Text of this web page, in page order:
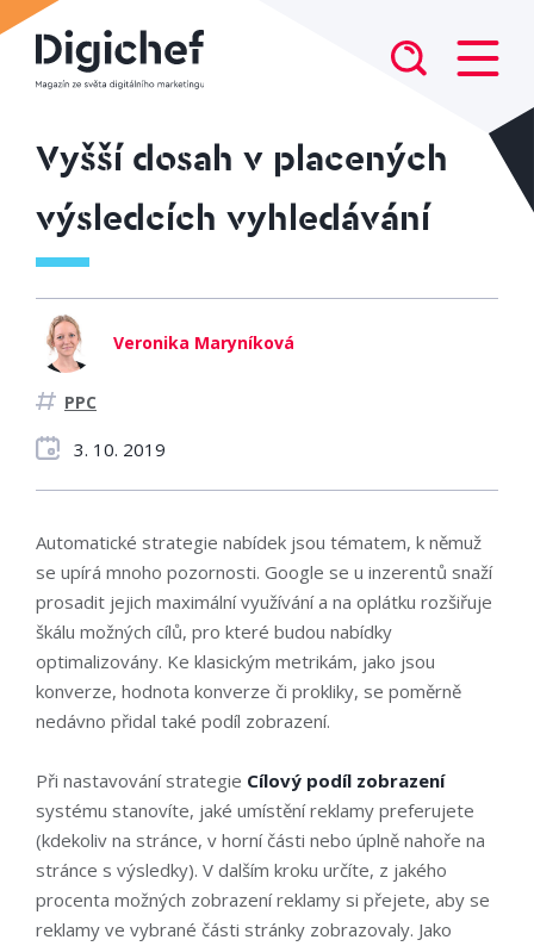
Vyšší dosah v placených
výsledcích vyhledávání
Veronika Maryníková
PPC
3. 10. 2019
Automatické strategie nabídek jsou tématem, k němuž
se upírá mnoho pozornosti. Google se u inzerentů snaží
prosadit jejich maximální využívání a na oplátku rozšiřuje
škálu možných cílů, pro které budou nabídky
optimalizovány. Ke klasickým metrikám, jako jsou
konverze, hodnota konverze či prokliky, se poměrně
nedávno přidal také podíl zobrazení.
Při nastavování strategie Cílový podíl zobrazení
systému stanovíte, jaké umístění reklamy preferujete
(kdekoliv na stránce, v horní části nebo úplně nahoře na
stránce s výsledky). V dalším kroku určíte, z jakého
procenta možných zobrazení reklamy si přejete, aby se
reklamy ve vybrané části stránky zobrazovaly. Jako